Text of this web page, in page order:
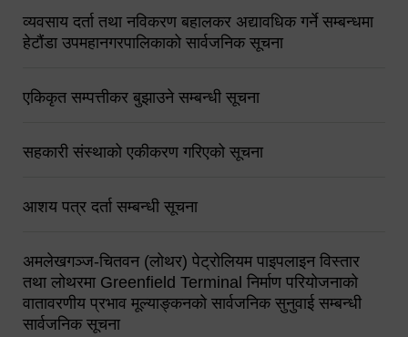
व्यवसाय दर्ता तथा नविकरण बहालकर अद्यावधिक गर्ने सम्बन्धमा
हेटौंडा उपमहानगरपालिकाको सार्वजनिक सूचना
एकिकृत सम्पत्तीकर बुझाउने सम्बन्धी सूचना
सहकारी संस्थाको एकीकरण गरिएको सूचना
आशय पत्र दर्ता सम्बन्धी सूचना
अमलेखगञ्ज-चितवन (लोथर) पेट्रोलियम पाइपलाइन विस्तार
तथा लोथरमा Greenfield Terminal निर्माण परियोजनाको
वातावरणीय प्रभाव मूल्याङ्कनको सार्वजनिक सुनुवाई सम्बन्धी
सार्वजनिक सूचना